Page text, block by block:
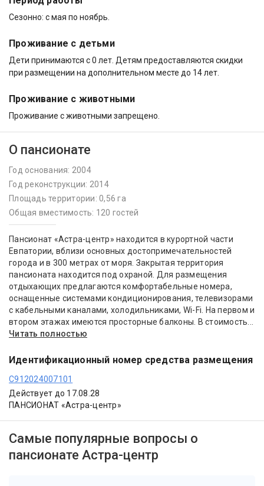
Сезонно: с мая по ноябрь.
Проживание с детьми
Дети принимаются с 0 лет. Детям предоставляются скидки
при размещении на дополнительном месте до 14 лет.
Проживание с животными
Проживание с животными запрещено.
О пансионате
Год основания: 2004
Год реконструкции: 2014
Площадь территории: 0,56 га
Общая вместимость: 120 гостей
Пансионат «Астра-центр» находится в курортной части
Евпатории, вблизи основных достопримечательностей
города и в 300 метрах от моря. Закрытая территория
пансионата находится под охраной. Для размещения
отдыхающих предлагаются комфортабельные номера,
оснащенные системами кондиционирования, телевизорами
с кабельными каналами, холодильниками, Wi-Fi. На первом и
втором этажах имеются просторные балконы. В стоимость...
Читать полностью
Идентификационный номер средства размещения
С912024007101
Действует до 17.08.28
ПАНСИОНАТ «Астра-центр»
Самые популярные вопросы о
пансионате Астра-центр